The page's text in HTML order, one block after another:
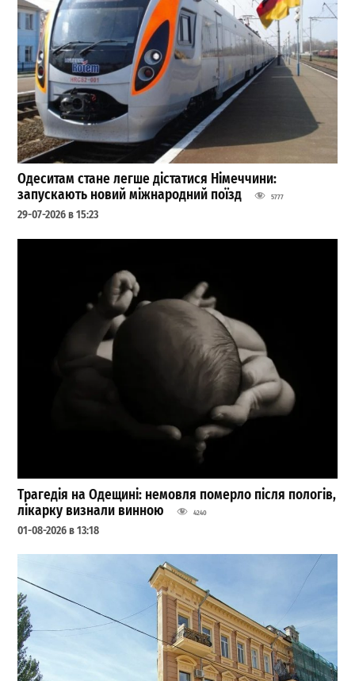
Одеситам стане легше дістатися Німеччини:
запускають новий міжнародний поїзд
5777
29-07-2026 в 15:23
Трагедія на Одещині: немовля померло після пологів,
лікарку визнали винною
4240
01-08-2026 в 13:18